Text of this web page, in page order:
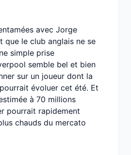
avec Jorge
que le club anglais ne se
simple prise
semble bel et bien
sur un joueur dont la
évoluer cet été. Et
à 70 millions
pourrait rapidement
chauds du mercato